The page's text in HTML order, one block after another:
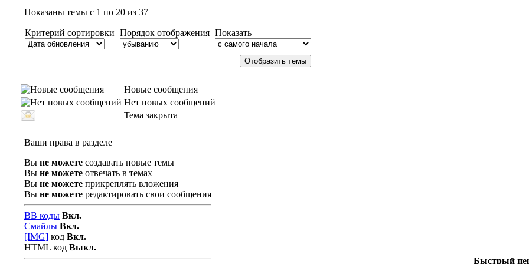
Показаны темы с 1 по 20 из 37
Критерий сортировки Порядок отображения Показать
Новые сообщения
Нет новых сообщений
Тема закрыта
Ваши права в разделе
Вы не можете создавать новые темы
Вы не можете отвечать в темах
Вы не можете прикреплять вложения
Вы не можете редактировать свои сообщения
BB коды Вкл.
Смайлы Вкл.
[IMG] код Вкл.
HTML код Выкл.
Быстрый